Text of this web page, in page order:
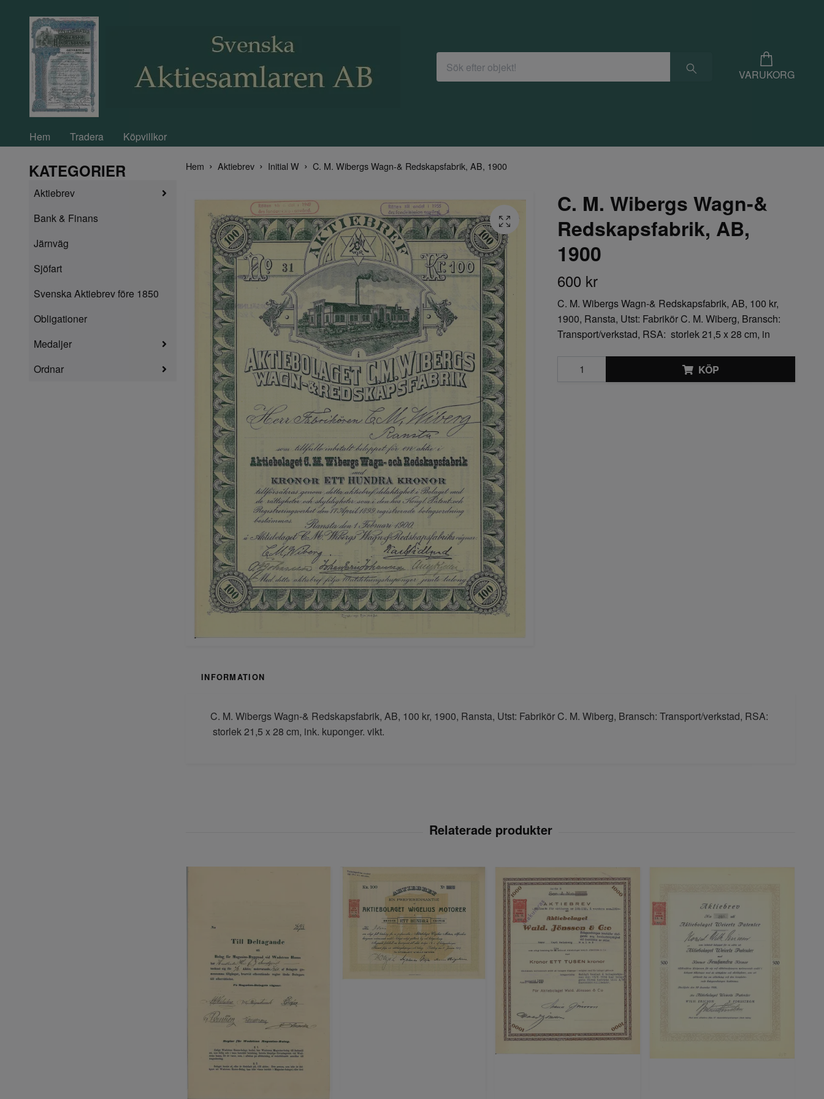
VARUKORG
Hem Tradera Köpvillkor
KATEGORIER
Aktiebrev
Bank & Finans
Järnväg
Sjöfart
Svenska Aktiebrev före 1850
Obligationer
Medaljer
Ordnar
Hem Aktiebrev Initial W C. M. Wibergs Wagn-& Redskapsfabrik, AB, 1900
C. M. Wibergs Wagn-&
Redskapsfabrik, AB,
1900
600 kr
C. M. Wibergs Wagn-& Redskapsfabrik, AB, 100 kr,
1900, Ransta, Utst: Fabrikör C. M. Wiberg, Bransch:
Transport/verkstad, RSA: storlek 21,5 x 28 cm, in
KÖP
INFORMATION
C. M. Wibergs Wagn-& Redskapsfabrik, AB, 100 kr, 1900, Ransta, Utst: Fabrikör C. M. Wiberg, Bransch: Transport/verkstad, RSA:
storlek 21,5 x 28 cm, ink. kuponger. vikt.